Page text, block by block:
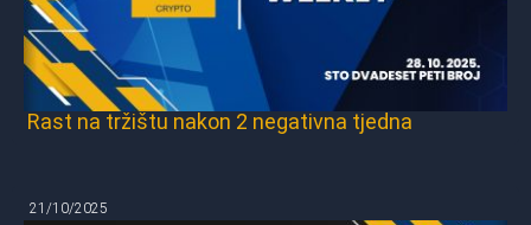
Rast na tržištu nakon 2 negativna tjedna
21/10/2025